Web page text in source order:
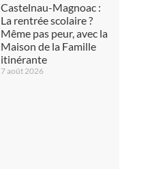
Castelnau-Magnoac :
La rentrée scolaire ?
Même pas peur, avec la
Maison de la Famille
itinérante
7 août 2026